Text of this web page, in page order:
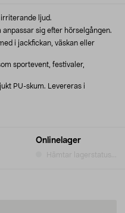
Onlinelager
Hämtar lagerstatus...
ljud.
sig efter hörselgången.
i jackfickan, väskan eller
sportevent, festivaler,
PU-skum. Levereras i